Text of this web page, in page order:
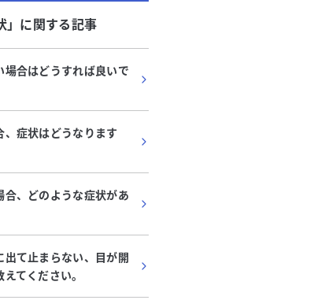
」に関する記事
合はどうすれば良いで
症状はどうなります
、どのような症状があ
て止まらない、目が開
てください。